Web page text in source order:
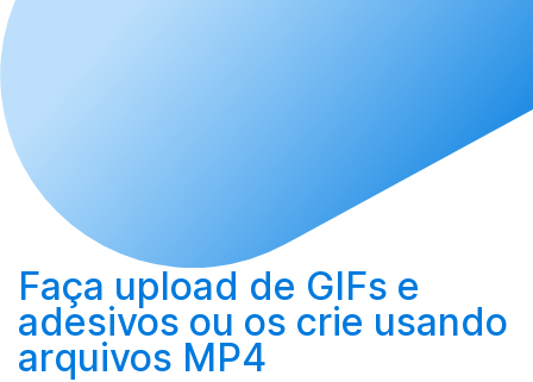
Faça upload de GIFs e
adesivos ou os crie usando
arquivos MP4